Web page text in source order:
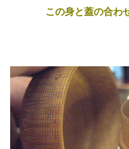
この身と蓋の合わ